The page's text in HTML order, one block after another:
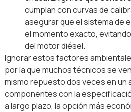
cumplan con curvas de
asegurar que el sistema de
el momento exacto,
del motor diésel.
Ignorar estos factores
por la que muchos técnicos se
mismo repuesto dos veces en un
componentes con la
a largo plazo, la opción más